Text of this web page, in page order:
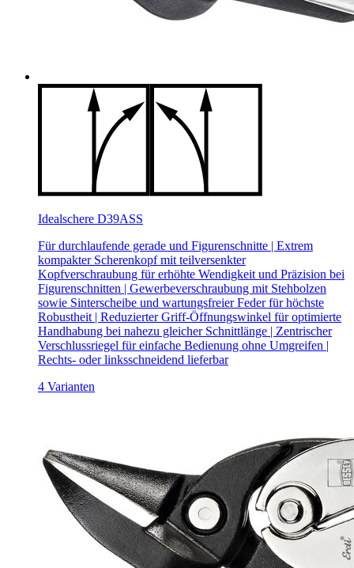
Idealschere D39ASS
Für durchlaufende gerade und Figurenschnitte | Extrem
kompakter Scherenkopf mit teilversenkter
Kopfverschraubung für erhöhte Wendigkeit und Präzision bei
Figurenschnitten | Gewerbeverschraubung mit Stehbolzen
sowie Sinterscheibe und wartungsfreier Feder für höchste
Robustheit | Reduzierter Griff-Öffnungswinkel für optimierte
Handhabung bei nahezu gleicher Schnittlänge | Zentrischer
Verschlussriegel für einfache Bedienung ohne Umgreifen |
Rechts- oder linksschneidend lieferbar
4 Varianten